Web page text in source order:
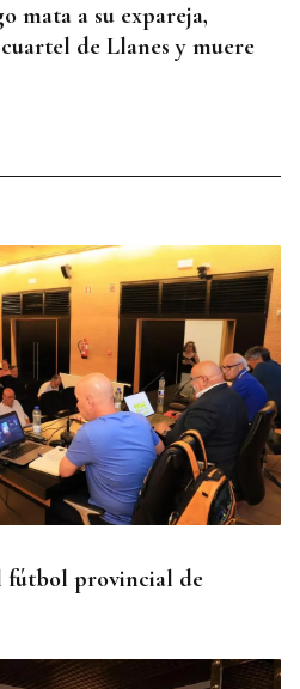
mata a su expareja,
de Llanes y muere
CCAA que si se niegan a
"entonces tendrá que
fútbol provincial de